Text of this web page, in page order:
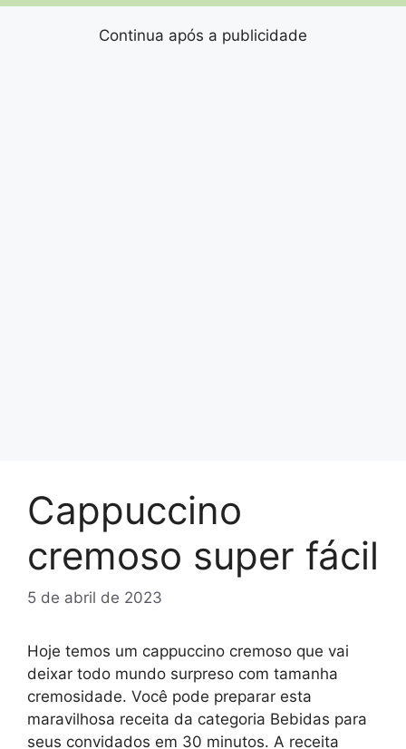
Continua após a publicidade
Cappuccino
cremoso super fácil
5 de abril de 2023
Hoje temos um cappuccino cremoso que vai
deixar todo mundo surpreso com tamanha
cremosidade. Você pode preparar esta
maravilhosa receita da categoria Bebidas para
seus convidados em 30 minutos. A receita